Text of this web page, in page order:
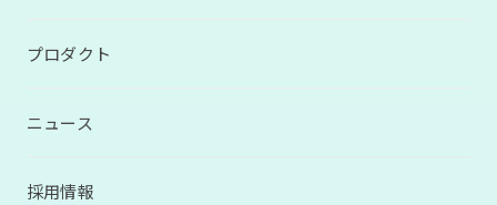
プロダクト
ニュース
採用情報